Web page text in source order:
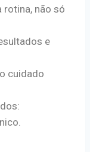
rotina, não só
e
cuidado